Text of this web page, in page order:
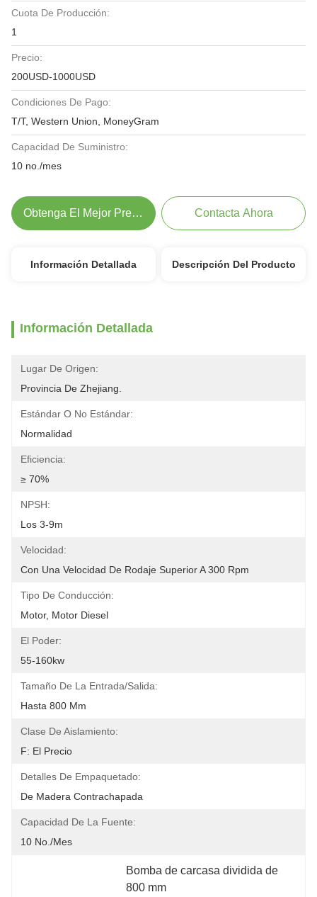
Cuota De Producción:
1
Precio:
200USD-1000USD
Condiciones De Pago:
T/T, Western Union, MoneyGram
Capacidad De Suministro:
10 no./mes
Obtenga El Mejor Precio Contacta Ahora
Información Detallada Descripción Del Producto
Información Detallada
Lugar De Origen:
Provincia De Zhejiang.
Estándar O No Estándar:
Normalidad
Eficiencia:
≥ 70%
NPSH:
Los 3-9m
Velocidad:
Con Una Velocidad De Rodaje Superior A 300 Rpm
Tipo De Conducción:
Motor, Motor Diesel
El Poder:
55-160kw
Tamaño De La Entrada/salida:
Hasta 800 Mm
Clase De Aislamiento:
F: El Precio
Detalles De Empaquetado:
De Madera Contrachapada
Capacidad De La Fuente:
10 No./mes
Bomba de carcasa dividida de
800 mm